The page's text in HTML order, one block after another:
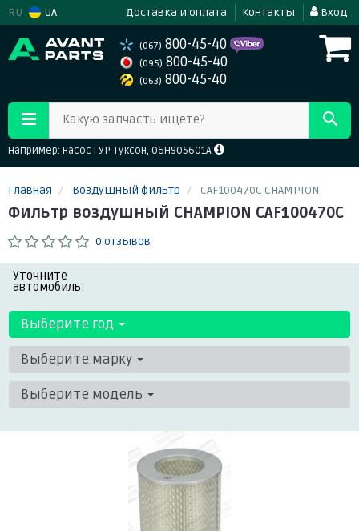
RU UA Доставка и оплата Контакты Вход
(067) 800-45-40
(095) 800-45-40
(063) 800-45-40
Какую запчасть ищете?
Например: насос ГУР Туксон, 06H905601A
Главная Воздушный фильтр CAF100470C CHAMPION
Фильтр воздушный CHAMPION CAF100470C
0 отзывов
Уточните
автомобиль:
Выберите год
Выберите марку
Выберите модель